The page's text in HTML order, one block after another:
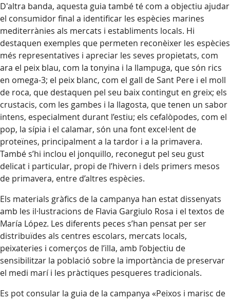
D'altra banda, aquesta guia també té com a objectiu ajudar
el consumidor final a identificar les espècies marines
mediterrànies als mercats i establiments locals. Hi
destaquen exemples que permeten reconèixer les espècies
més representatives i apreciar les seves propietats, com
ara el peix blau, com la tonyina i la llampuga, que són rics
en omega-3; el peix blanc, com el gall de Sant Pere i el moll
de roca, que destaquen pel seu baix contingut en greix; els
crustacis, com les gambes i la llagosta, que tenen un sabor
intens, especialment durant l’estiu; els cefalòpodes, com el
pop, la sípia i el calamar, són una font excel·lent de
proteïnes, principalment a la tardor i a la primavera.
També s’hi inclou el jonquillo, reconegut pel seu gust
delicat i particular, propi de l’hivern i dels primers mesos
de primavera, entre d’altres espècies.
Els materials gràfics de la campanya han estat dissenyats
amb les il·lustracions de Flavia Gargiulo Rosa i el textos de
María López. Les diferents peces s’han pensat per ser
distribuïdes als centres escolars, mercats locals,
peixateries i comerços de l’illa, amb l’objectiu de
sensibilitzar la població sobre la importància de preservar
el medi marí i les pràctiques pesqueres tradicionals.
Es pot consular la guia de la campanya «Peixos i marisc de